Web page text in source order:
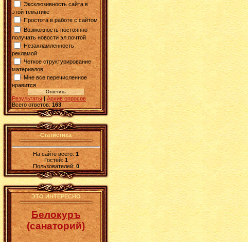
Эксклюзивность сайта в
этой тематике
Простота в работе с сайтом
Возможность постоянно
получать новости эл.почтой
Незахламленность
рекламой
Четкое структурирование
материалов
Мне все перечисленное
нравится
Результаты | Архив опросов
Всего ответов: 163
Статистика
На сайте всего:1
Гостей:1
Пользователей: 0
ЭТО ИНТЕРЕСНО
Белокуръ
(санаторий)